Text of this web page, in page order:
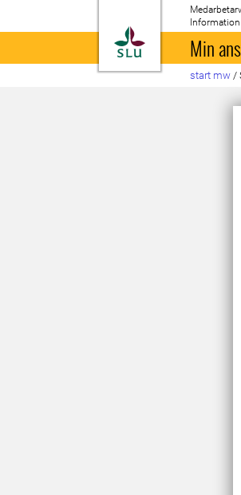
Till startsida
Min
start mw /